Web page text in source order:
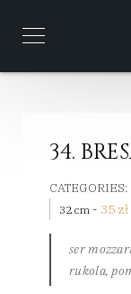
34.
CATEGORIES:
32 cm - 35 zł
ser
rukola,